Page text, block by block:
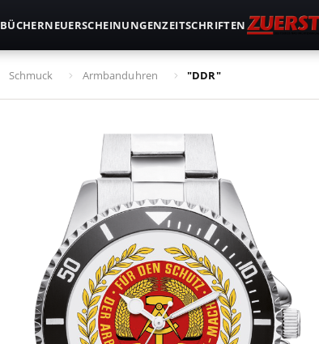
BÜCHERNEUERSCHEINUNGENZEITSCHRIFTEN
Schmuck Armbanduhren "DDR"